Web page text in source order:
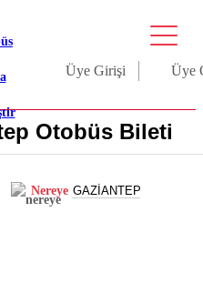
Üye Girişi Üye
Otobüs Bileti
Nereye